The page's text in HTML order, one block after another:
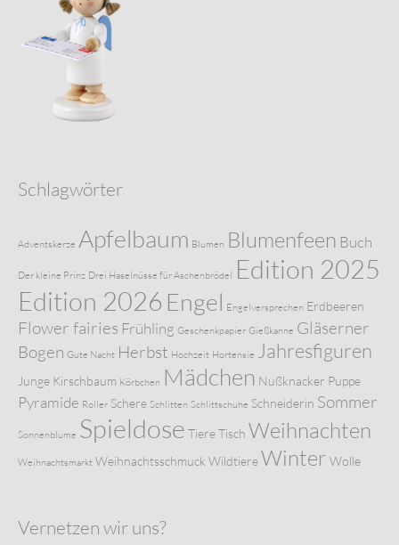
Schlagwörter
Adventskerze Apfelbaum Blumen Blumenfeen Buch
Der kleine Prinz Drei Haselnüsse für Aschenbrödel Edition 2025
Edition 2026 Engel Engelversprechen Erdbeeren
Flower fairies Frühling Geschenkpapier Gießkanne Gläserner
Bogen Gute Nacht Herbst Hochzeit Hortensie Jahresfiguren
Junge Kirschbaum Körbchen Mädchen Nußknacker Puppe
Pyramide Roller Schere Schlitten Schlittschuhe Schneiderin Sommer
Sonnenblume Spieldose TiereTisch Weihnachten
Weihnachtsmarkt Weihnachtsschmuck WildtiereWinter Wolle
Vernetzen wir uns?